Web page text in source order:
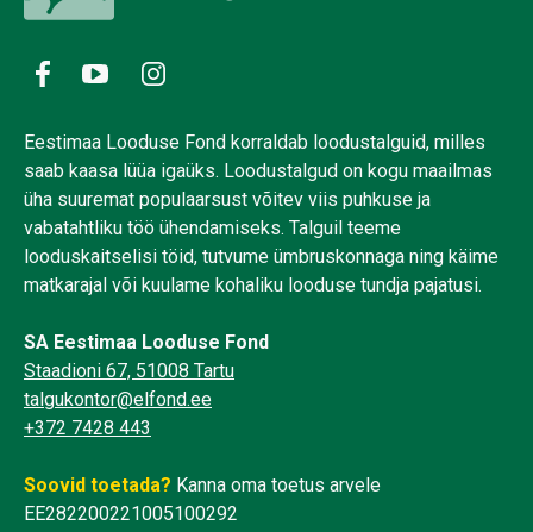
Eestimaa Looduse Fond korraldab loodustalguid, milles
saab kaasa lüüa igaüks. Loodustalgud on kogu maailmas
üha suuremat populaarsust võitev viis puhkuse ja
vabatahtliku töö ühendamiseks. Talguil teeme
looduskaitselisi töid, tutvume ümbruskonnaga ning käime
matkarajal või kuulame kohaliku looduse tundja pajatusi.
SA Eestimaa Looduse Fond
Staadioni 67, 51008 Tartu
talgukontor@elfond.ee
+372 7428 443
Soovid toetada? Kanna oma toetus arvele
EE282200221005100292